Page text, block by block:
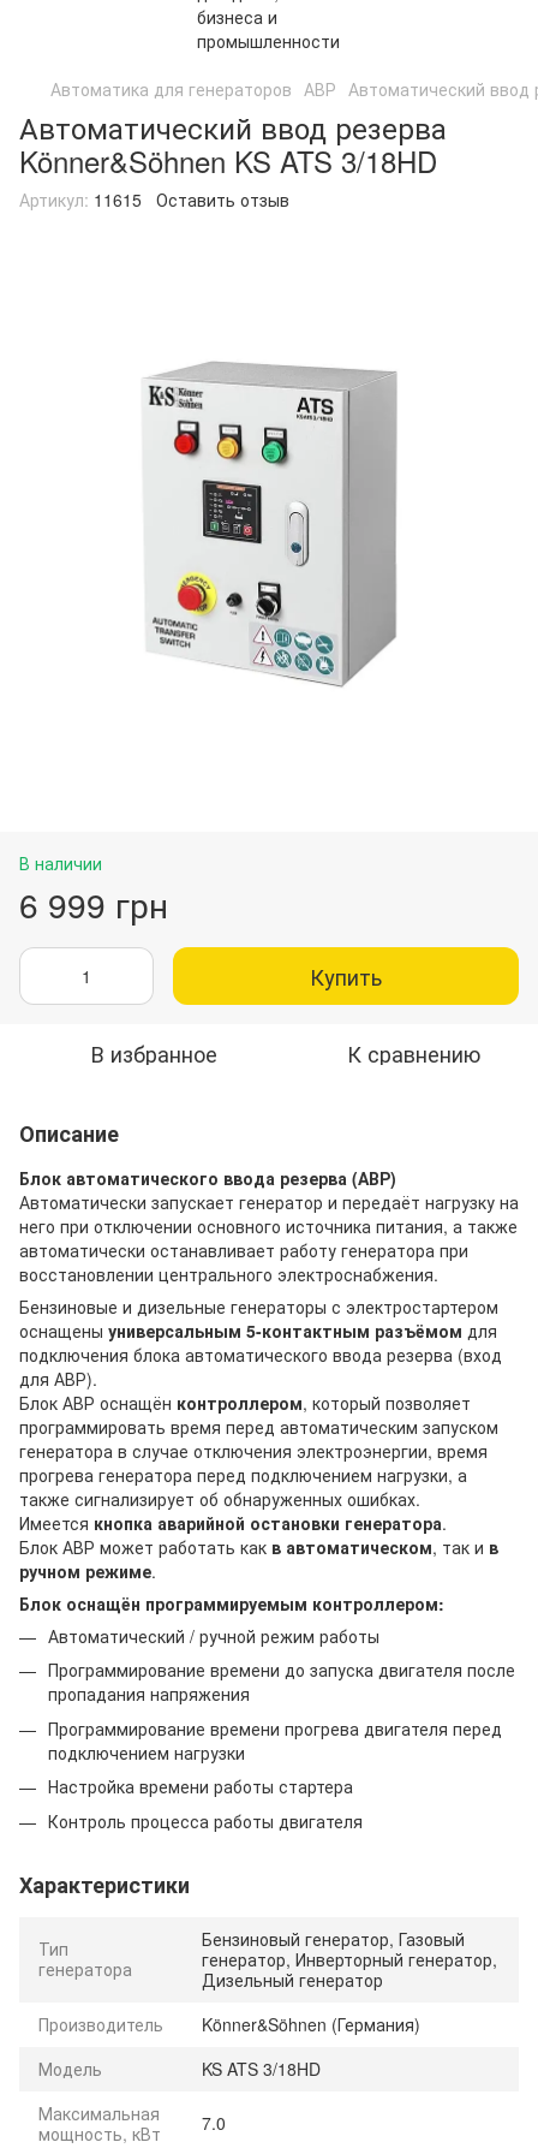
Автоматика для генераторов АВР Автоматический ввод
Автоматический ввод резерва
Könner&Söhnen KS ATS 3/18HD
Артикул: 11615 Оставить отзыв
В наличии
6 999 грн
Купить
В избранное К сравнению
Описание
Блок автоматического ввода резерва (АВР)
Автоматически запускает генератор и передаёт нагрузку на
него при отключении основного источника питания, а также
автоматически останавливает работу генератора при
восстановлении центрального электроснабжения.
Бензиновые и дизельные генераторы с электростартером
оснащены универсальным 5-контактным разъёмом для
подключения блока автоматического ввода резерва (вход
для АВР).
Блок АВР оснащён контроллером, который позволяет
программировать время перед автоматическим запуском
генератора в случае отключения электроэнергии, время
прогрева генератора перед подключением нагрузки, а
также сигнализирует об обнаруженных ошибках.
Имеется кнопка аварийной остановки генератора.
Блок АВР может работать как в автоматическом, так и в
ручном режиме.
Блок оснащён программируемым контроллером:
Автоматический / ручной режим работы
Программирование времени до запуска двигателя после
пропадания напряжения
Программирование времени прогрева двигателя перед
подключением нагрузки
Настройка времени работы стартера
Контроль процесса работы двигателя
Характеристики
Тип
генератора
Бензиновый генератор, Газовый
генератор, Инверторный генератор,
Дизельный генератор
Производитель
Könner&Söhnen (Германия)
Модель
KS ATS 3/18HD
Максимальная
мощность, кВт
7.0